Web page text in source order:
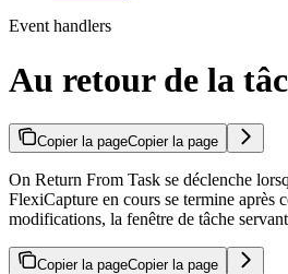
Event handlers
Au retour de la
Copier la pageCopier la page
On Return From Task se déclenche
FlexiCapture en cours se termine après
modifications, la fenêtre de tâche
Copier la pageCopier la page